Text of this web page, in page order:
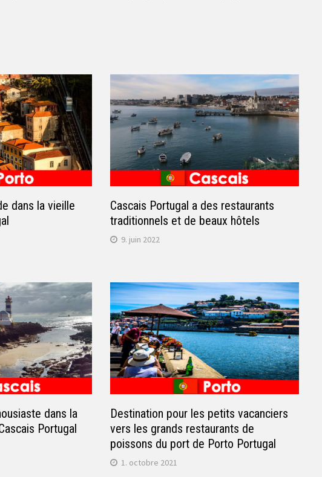
dans la vieille
Cascais Portugal a des restaurants
traditionnels et de beaux hôtels
9. juin 2022
dans la
Portugal
Destination pour les petits vacanciers
vers les grands restaurants de
poissons du port de Porto Portugal
1. octobre 2021